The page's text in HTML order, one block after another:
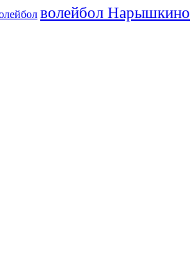
волейбол Нарышкино